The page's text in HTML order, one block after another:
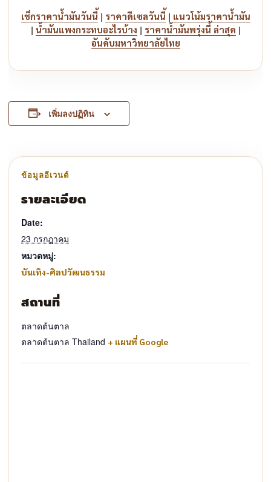
เช็กราคาน้ำมันวันนี้ | ราคาดีเซลวันนี้ | แนวโน้มราคาน้ำมัน
| น้ำมันแพงกระทบอะไรบ้าง | ราคาน้ำมันพรุ่งนี้ ล่าสุด |
อันดับมหาวิทยาลัยไทย
เพิ่มลงปฏิทิน
รายละเอียด
Date:
23 กรกฎาคม
หมวดหมู่:
บันเทิง-ศิลปวัฒนธรรม
สถานที่
ตลาดต้นตาล
ตลาดต้นตาล Thailand + แผนที่ Google